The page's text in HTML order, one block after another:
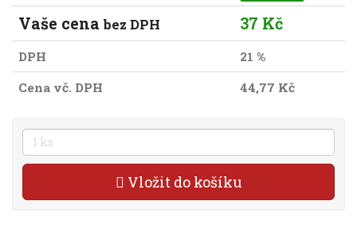
Vaše cena bez DPH 37 Kč
DPH
21 %
Cena vč. DPH
44,77 Kč
Vložit do košíku